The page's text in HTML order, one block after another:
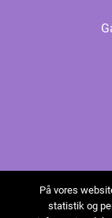
På vores
statistik og